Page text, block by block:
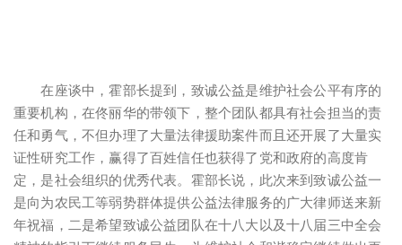
在座谈中，霍部长提到，致诚公益是维护社会公平有序的
重要机构，在佟丽华的带领下，整个团队都具有社会担当的责
任和勇气，不但办理了大量法律援助案件而且还开展了大量实
证性研究工作，赢得了百姓信任也获得了党和政府的高度肯
定，是社会组织的优秀代表。霍部长说，此次来到致诚公益一
是向为农民工等弱势群体提供公益法律服务的广大律师送来新
年祝福，二是希望致诚公益团队在十八大以及十八届三中全会